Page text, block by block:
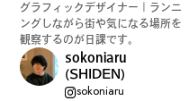
グラフィックデザイナー｜ランニ
ングしながら街や気になる場所を
観察するのが日課です。
sokoniaru
(SHIDEN)
sokoniaru